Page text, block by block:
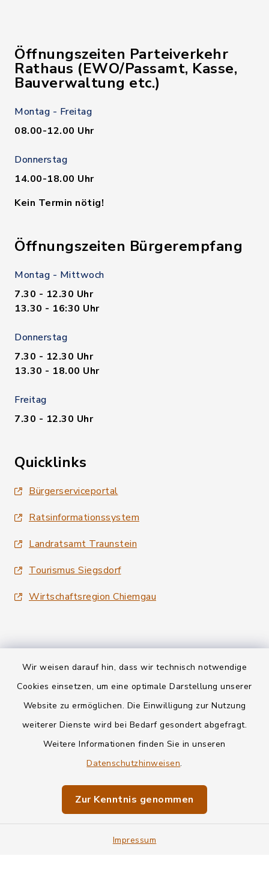
Wir weisen darauf hin, dass wir technisch notwendige
Cookies einsetzen, um eine optimale Darstellung unserer
Website zu ermöglichen. Die Einwilligung zur Nutzung
weiterer Dienste wird bei Bedarf gesondert abgefragt.
Weitere Informationen finden Sie in unseren
Datenschutzhinweisen.
Zur Kenntnis genommen
Impressum
Öffnungszeiten Parteiverkehr
Rathaus (EWO/Passamt, Kasse,
Bauverwaltung etc.)
Montag - Freitag
08.00-12.00 Uhr
Donnerstag
14.00-18.00 Uhr
Kein Termin nötig!
Öffnungszeiten Bürgerempfang
Montag - Mittwoch
7.30 - 12.30 Uhr
13.30 - 16:30 Uhr
Donnerstag
7.30 - 12.30 Uhr
13.30 - 18.00 Uhr
Freitag
7.30 - 12.30 Uhr
Quicklinks
Bürgerserviceportal
Ratsinformationssystem
Landratsamt Traunstein
Tourismus Siegsdorf
Wirtschaftsregion Chiemgau
Kontakt
Informationspflichten
Impressum
Sitemap